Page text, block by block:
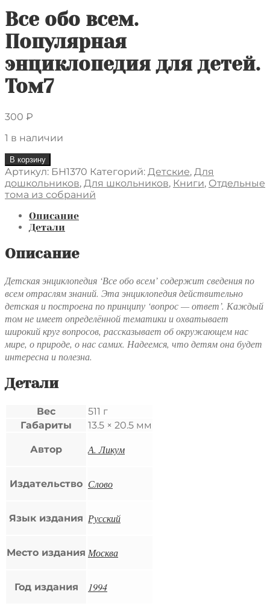
Все обо всем.
Популярная
энциклопедия для детей.
Том7
300 ₽
1 в наличии
Количество
товара
Все
обо
Популярная
энциклопедия
детей.
Том7
В корзину
Артикул: БН1370 Категорий: Детские, Для
дошкольников, Для школьников, Книги, Отдельные
тома из собраний
Описание
Детали
Описание
Детская энциклопедия ‘Все обо всем’ содержит сведения по
всем отраслям знаний. Эта энциклопедия действительно
детская и построена по принципу ‘вопрос — ответ’. Каждый
том не имеет определённой тематики и охватывает
широкий круг вопросов, рассказывает об окружающем нас
мире, о природе, о нас самих. Надеемся, что детям она будет
интересна и полезна.
Детали
Вес
511 г
Габариты
13.5 × 20.5 мм
Автор А. Ликум
Издательство Слово
Язык издания Русский
Место издания Москва
Год издания 1994